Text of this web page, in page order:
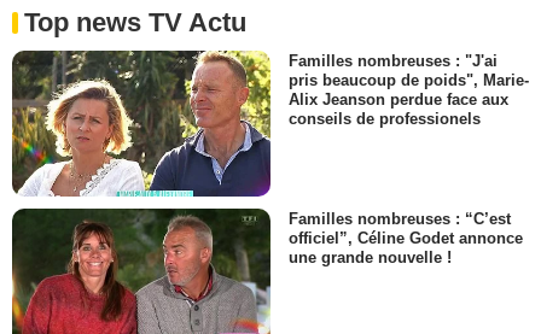
Top news TV Actu
Familles nombreuses : "J'ai
pris beaucoup de poids", Marie-
Alix Jeanson perdue face aux
conseils de professionels
Familles nombreuses : “C’est
officiel”, Céline Godet annonce
une grande nouvelle !